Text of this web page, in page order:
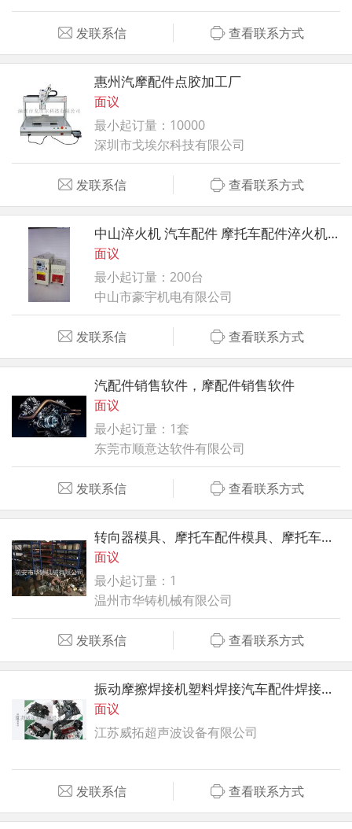
发联系信 查看联系方式
惠州汽摩配件点胶加工厂
面议
最小起订量：10000
深圳市戈埃尔科技有限公司
发联系信 查看联系方式
中山淬火机 汽车配件 摩托车配件淬火机厂家直销
面议
最小起订量：200台
中山市豪宇机电有限公司
发联系信 查看联系方式
汽配件销售软件，摩配件销售软件
面议
最小起订量：1套
东莞市顺意达软件有限公司
发联系信 查看联系方式
转向器模具、摩托车配件模具、摩托车配件模具批发
面议
最小起订量：1
温州市华铸机械有限公司
发联系信 查看联系方式
振动摩擦焊接机塑料焊接汽车配件焊接成品
面议
江苏威拓超声波设备有限公司
发联系信 查看联系方式